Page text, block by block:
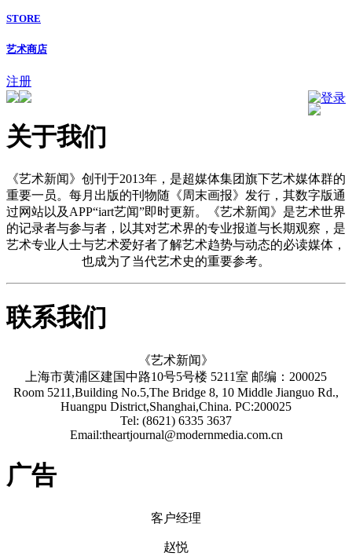
STORE
艺术商店
注册
登录
关于我们
《艺术新闻》创刊于2013年，是超媒体集团旗下艺术媒体群的
重要一员。每月出版的刊物随《周末画报》发行，其数字版通
过网站以及APP“iart艺闻”即时更新。《艺术新闻》是艺术世界
的记录者与参与者，以其对艺术界的专业报道与长期观察，是
艺术专业人士与艺术爱好者了解艺术趋势与动态的必读媒体，
也成为了当代艺术史的重要参考。
联系我们
《艺术新闻》
上海市黄浦区建国中路10号5号楼 5211室 邮编：200025
Room 5211,Building No.5,The Bridge 8, 10 Middle Jianguo Rd.,
Huangpu District,Shanghai,China. PC:200025
Tel: (8621) 6335 3637
Email:theartjournal@modernmedia.com.cn
广告
客户经理
赵悦